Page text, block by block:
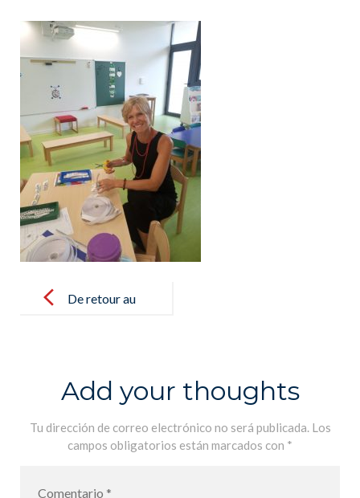
navigationDe retour au
l´année
scolaire 2021-
2022 – De
Add your thoughts
Tu dirección de correo electrónico no será publicada. Los
campos obligatorios están marcados con *